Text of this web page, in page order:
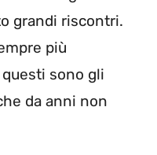
grandi riscontri.
più
sono gli
da anni non